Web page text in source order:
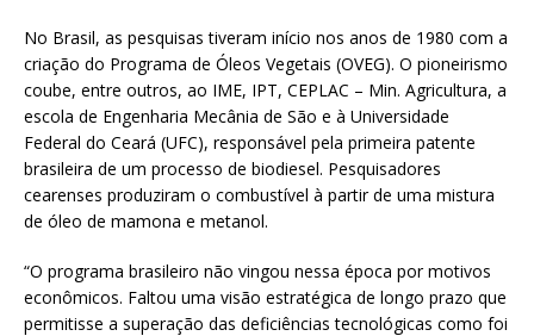
No Brasil, as pesquisas tiveram início nos anos de 1980 com a
criação do Programa de Óleos Vegetais (OVEG). O pioneirismo
coube, entre outros, ao IME, IPT, CEPLAC – Min. Agricultura, a
escola de Engenharia Mecânia de São e à Universidade
Federal do Ceará (UFC), responsável pela primeira patente
brasileira de um processo de biodiesel. Pesquisadores
cearenses produziram o combustível à partir de uma mistura
de óleo de mamona e metanol.
“O programa brasileiro não vingou nessa época por motivos
econômicos. Faltou uma visão estratégica de longo prazo que
permitisse a superação das deficiências tecnológicas como foi